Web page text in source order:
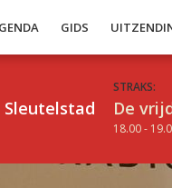
GIDS
Sleutelstad
STRAKS:
De
18.00 -